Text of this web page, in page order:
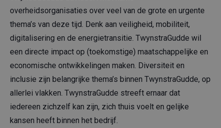
overheidsorganisaties over veel van de grote en urgente
thema’s van deze tijd. Denk aan veiligheid, mobiliteit,
digitalisering en de energietransitie. TwynstraGudde wil
een directe impact op (toekomstige) maatschappelijke en
economische ontwikkelingen maken. Diversiteit en
inclusie zijn belangrijke thema’s binnen TwynstraGudde, op
allerlei vlakken. TwynstraGudde streeft ernaar dat
iedereen zichzelf kan zijn, zich thuis voelt en gelijke
kansen heeft binnen het bedrijf.